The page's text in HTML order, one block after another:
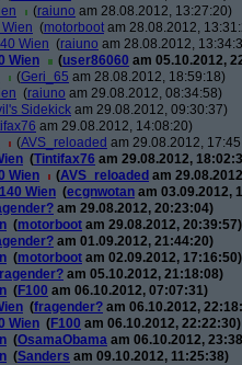
(raiuno am 28.08.2012, 13:27:20)
(motorboot am 28.08.2012,
Wien (raiuno am 28.08.2012,
Wien
(user86060 am 05.10.2012,
(Geri_65 am 28.08.2012, 18:59:18)
(raiuno am 29.08.2012, 08:34:58)
Sidekick am 29.08.2012, 09:30:37)
am 29.08.2012, 14:08:20)
(AVS_reloaded am 29.08.2012,
(Tintifax76 am 29.08.2012,
Wien
(AVS_reloaded am
Wien (ecgnwotan am 03.09.2012,
am 29.08.2012, 20:23:04)
(motorboot am 29.08.2012, 20:39:57)
am 01.09.2012, 21:44:20)
(motorboot am 02.09.2012, 17:16:50)
am 05.10.2012, 21:18:08)
(F100 am 06.10.2012, 07:07:31)
(fragender? am 06.10.2012,
Wien (F100 am 06.10.2012, 22:22:30)
(OsamaObama am 06.10.2012,
(Sanders am 09.10.2012, 11:25:38)